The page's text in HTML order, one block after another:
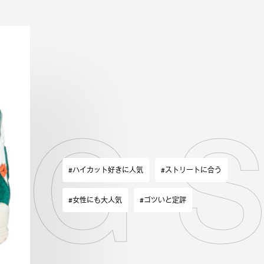
#ハイカット好きに人気 #ストリートに合う
#女性にも大人気 #ゴツいと定評